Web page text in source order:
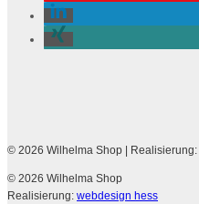
© 2026 Wilhelma Shop | Realisierung:
© 2026 Wilhelma Shop
Realisierung: webdesign hess